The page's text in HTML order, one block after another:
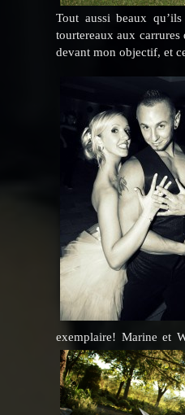
Tout aussi beaux
tourtereaux aux carrures
devant mon objectif, et
exemplaire! Marine et